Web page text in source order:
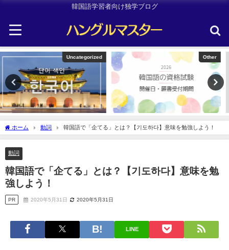
韓国語学習者向け独学ブログ
Other TOPIK
ホーム 動詞 韓国語で「企てる」とは？【기도하다】意味を勉強しよう！
動詞
韓国語で「企てる」とは？【기도하다】意味を勉
強しよう！
PR 2020年5月31日 2020年5月31日
LINE